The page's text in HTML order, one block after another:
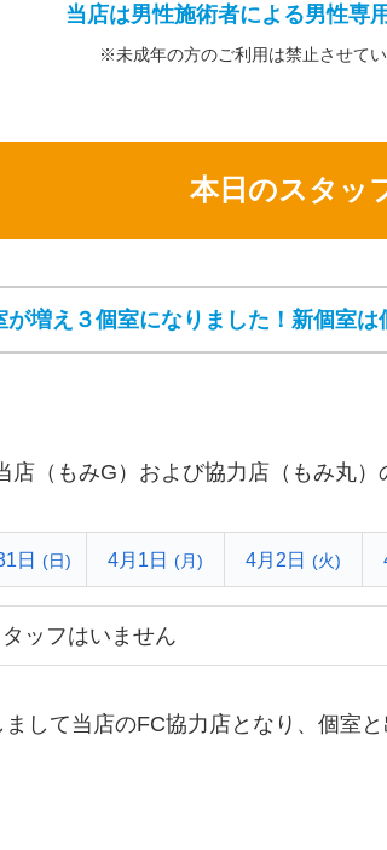
当店は男性施術者による男性専
※未成年の方のご利用は禁止させて
本日のスタッ
が増え３個室になりました！新個室
店（もみG）および協力店（もみ丸
日 (日) 4月1日 (月) 4月2日 (火)
ッフはいません
して当店のFC協力店となり、個室